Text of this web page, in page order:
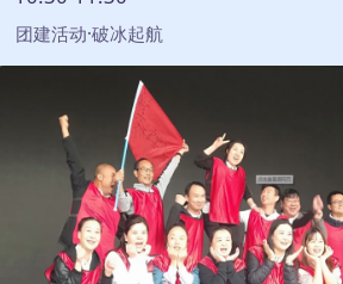
团建活动·破冰起航